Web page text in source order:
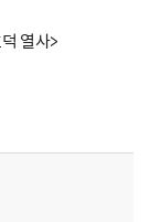
열사>